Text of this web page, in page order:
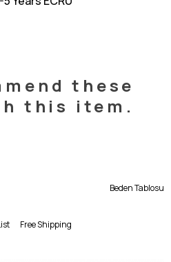
these
this item.
Beden Tablosu
Free Shipping